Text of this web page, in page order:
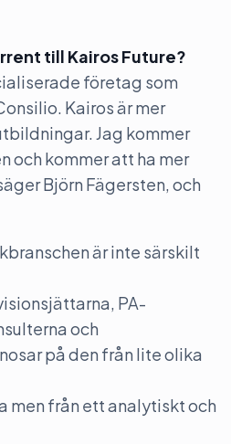
till Kairos Future?
företag som
Kairos är mer
Jag kommer
och kommer att ha mer
Björn Fägersten, och
är inte särskilt
PA-
och
på den från lite olika
men från ett analytiskt och